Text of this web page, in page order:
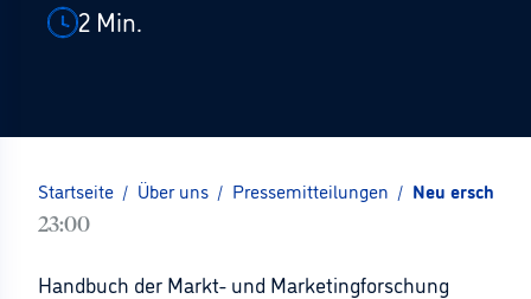
2 Min.
Startseite / Über uns / Pressemitteilungen / Neu
23:00
Handbuch der Markt- und Marketingforschung